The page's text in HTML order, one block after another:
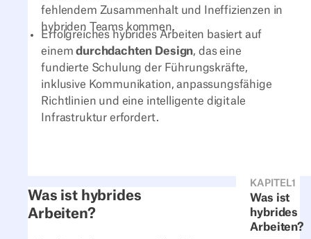
fehlendem Zusammenhalt und Ineffizienzen in
hybriden Teams kommen.
Erfolgreiches hybrides Arbeiten basiert auf
einemdurchdachten Design, das eine
fundierte Schulung der Führungskräfte,
inklusive Kommunikation, anpassungsfähige
Richtlinien und eine intelligente digitale
Infrastruktur erfordert.
KAPITEL1
Was ist
hybrides
Arbeiten?
Was ist hybrides
Arbeiten?